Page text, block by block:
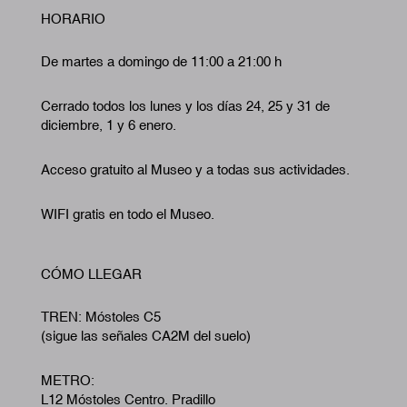
HORARIO
De martes a domingo de 11:00 a 21:00 h
Cerrado todos los lunes y los días 24, 25 y 31 de
diciembre, 1 y 6 enero.
Acceso gratuito al Museo y a todas sus actividades.
WIFI gratis en todo el Museo.
CÓMO LLEGAR
TREN: Móstoles C5
(sigue las señales CA2M del suelo)
METRO:
L12 Móstoles Centro. Pradillo